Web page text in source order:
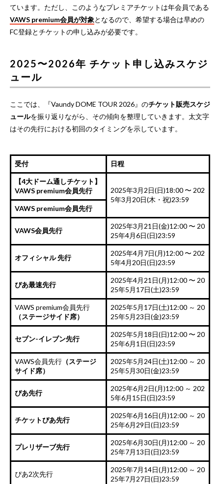
ています。ただし、このようなプレミアチケットは年会員である
VAWS premium会員が対象となるので、希望する場合は早めの
FC登録とチケットの申し込みが必要です。
2025〜2026年 チケット申し込みスケジ
ュール
ここでは、『Vaundy DOME TOUR 2026』のチケット販売スケジ
ュールを振り返りながら、その傾向を整理していきます。太文字
はその先行における初回のタイミングを示しています。
受付 日程
【4大ドーム通しチケット】
VAWS premium会員先行
2025年3月2日(日)18:00 〜 202
5年3月20日(木・祝)23:59
VAWS premium会員先行
VAWS会員先行
2025年3月21日(金)12:00 〜 20
25年4月6日(日)23:59
オフィシャル 先行
2025年4月7日(月)12:00 〜 202
5年4月20日(日)23:59
ぴあ最速先行
2025年4月21日(月)12:00 〜 20
25年5月17日(土)23:59
VAWS premium会員先行
（ステージサイド席）
2025年5月17日(土)12:00 ～ 20
25年5月23日(金)23:59
セブン-イレブン先行
2025年5月18日(日)12:00 〜 20
25年6月1日(日)23:59
VAWS会員先行 （ステージ
サイド席）
2025年5月24日(土)12:00 ～ 20
25年5月30日(金)23:59
ぴあ先行
2025年6月2日(月)12:00 ～ 202
5年6月15日(日)23:59
チケットぴあ先行
2025年6月16日(月)12:00 ～ 20
25年6月29日(日)23:59
プレリザーブ先行
2025年6月30日(月)12:00 ～ 20
25年7月13日(日)23:59
ぴあ2次先行
2025年7月14日(月)12:00 ～ 20
25年7月27日(日)23:59